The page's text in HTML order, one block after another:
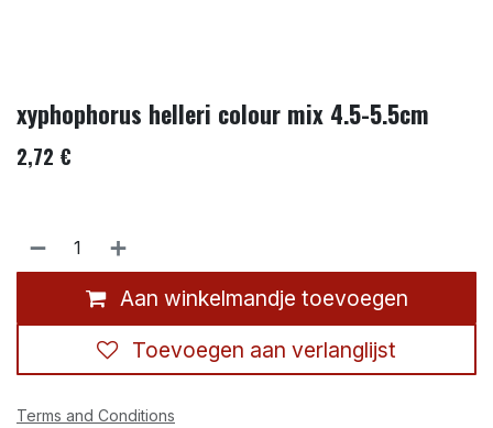
xyphophorus helleri colour mix 4.5-5.5cm
2,72 €
Aan winkelmandje toevoegen
Toevoegen aan verlanglijst
Terms and Conditions